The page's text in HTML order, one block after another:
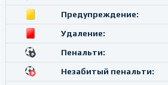
Предупреждение:
Удаление:
Пенальти:
Незабитый пенальти: